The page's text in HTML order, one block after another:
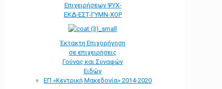
Επιχειρήσεων ΨΥΧ-
ΕΚΔ-ΕΣΤ-ΓΥΜΝ-ΧΟΡ
Έκτακτη Επιχορήγηση
σε επιχειρήσεις
Γούνας και Συναφών
Ειδών
ΕΠ «Kεντρική Μακεδονία» 2014-2020